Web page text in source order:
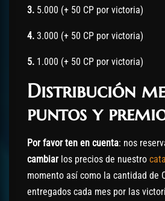
3. 5.000 (+ 50 CP por victoria)
4. 3.000 (+ 50 CP por victoria)
5. 1.000 (+ 50 CP por victoria)
Distribución
puntos y
Por favor ten en cuenta: nos
cambiarlos precios de nuestro
momento así como la cantidad de
entregados cada mes por las